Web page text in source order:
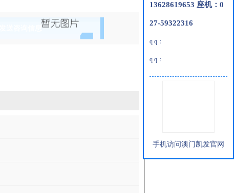
13628619653 座机：0
27-59322316
q q：
q q：
手机访问澳门凯发官网